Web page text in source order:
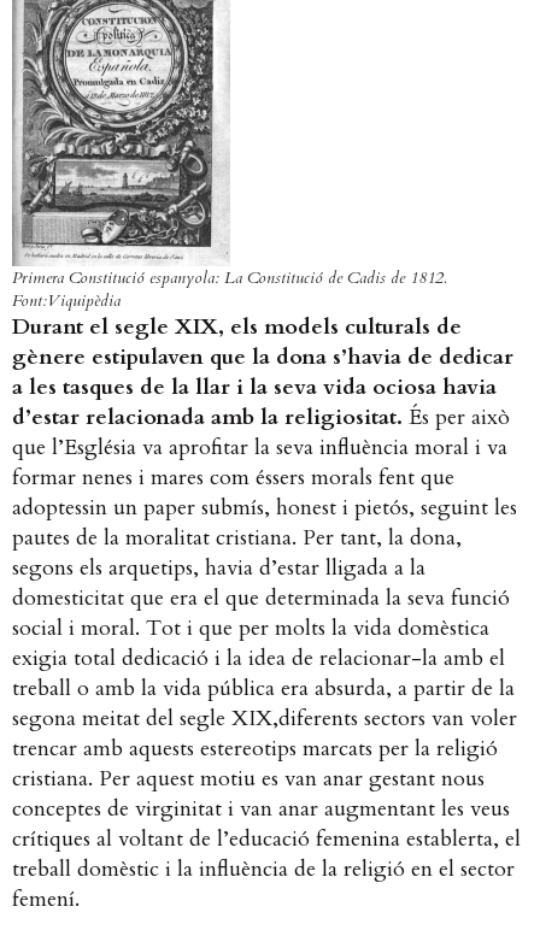
Primera Constitució espanyola: La Constitució de Cadis de 1812.
Font:Viquipèdia
Durant el segle XIX, els models culturals de
gènere estipulaven que la dona s’havia de dedicar
a les tasques de la llar i la seva vida ociosa havia
d’estar relacionada amb la religiositat. És per això
que l’Església va aprofitar la seva influència moral i va
formar nenes i mares com éssers morals fent que
adoptessin un paper submís, honest i pietós, seguint les
pautes de la moralitat cristiana. Per tant, la dona,
segons els arquetips, havia d’estar lligada a la
domesticitat que era el que determinada la seva funció
social i moral. Tot i que per molts la vida domèstica
exigia total dedicació i la idea de relacionar-la amb el
treball o amb la vida pública era absurda, a partir de la
segona meitat del segle XIX,diferents sectors van voler
trencar amb aquests estereotips marcats per la religió
cristiana. Per aquest motiu es van anar gestant nous
conceptes de virginitat i van anar augmentant les veus
crítiques al voltant de l’educació femenina establerta, el
treball domèstic i la influència de la religió en el sector
femení.